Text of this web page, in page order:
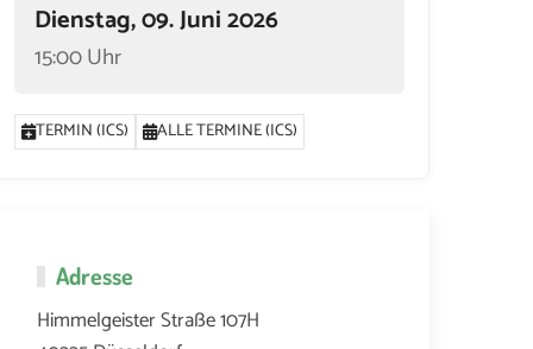
UM 15:00
UM 15:00 23. JUNI 2026 UM 15:00
Dienstag, 09. Juni 2026
15:00 Uhr
TERMIN (ICS) ALLE TERMINE (ICS)
Adresse
Himmelgeister Straße 107H